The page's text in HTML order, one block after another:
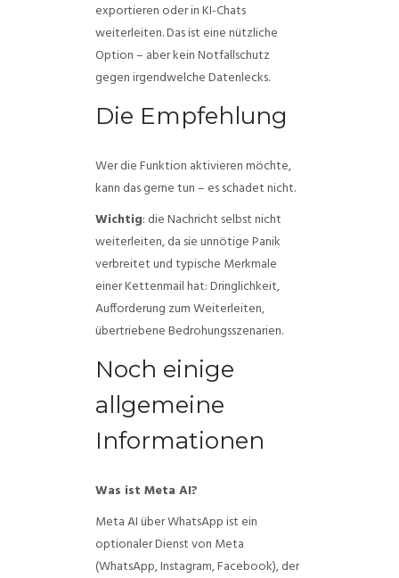
exportieren oder in KI-Chats
weiterleiten. Das ist eine nützliche
Option – aber kein Notfallschutz
gegen irgendwelche Datenlecks.
Die Empfehlung
Wer die Funktion aktivieren möchte,
kann das gerne tun – es schadet nicht.
Wichtig: die Nachricht selbst nicht
weiterleiten, da sie unnötige Panik
verbreitet und typische Merkmale
einer Kettenmail hat: Dringlichkeit,
Aufforderung zum Weiterleiten,
übertriebene Bedrohungsszenarien.
Noch einige
allgemeine
Informationen
Was ist Meta AI?
Meta AI über WhatsApp ist ein
optionaler Dienst von Meta
(WhatsApp, Instagram, Facebook), der